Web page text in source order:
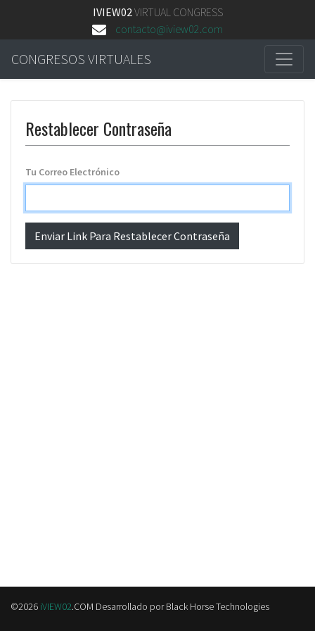
IVIEW02VIRTUAL CONGRESS
contacto@iview02.com
CONGRESOS VIRTUALES
Restablecer Contraseña
Tu Correo Electrónico
Enviar Link Para Restablecer Contraseña
©2026 iVIEW02.COM Desarrollado porBlack Horse Technologies